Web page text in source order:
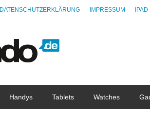
DATENSCHUTZERKLÄRUNG IMPRESSUM
Handys Tablets Watches